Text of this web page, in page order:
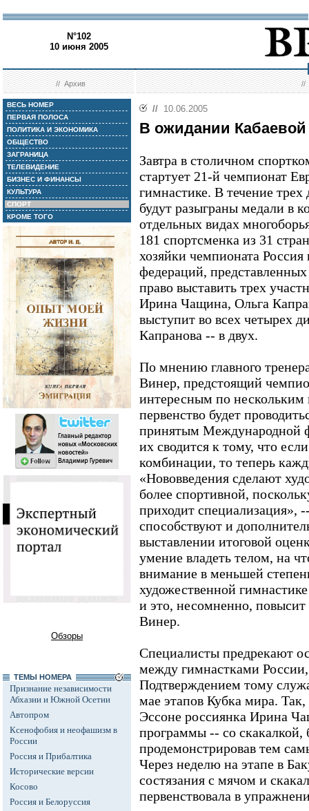
N°102
10 июня 2005
//Архив //
ВЕСЬ НОМЕР
ПЕРВАЯ ПОЛОСА
ПОЛИТИКА И ЭКОНОМИКА
ОБЩЕСТВО
ЗАГРАНИЦА
ТЕЛЕВИДЕНИЕ
БИЗНЕС И ФИНАНСЫ
КУЛЬТУРА
СПОРТ
КРОМЕ ТОГО
Обзоры
ТЕМЫ НОМЕРА
Признание независимости
Абхазии и Южной Осетии
Автопром
Ксенофобия и неофашизм в
России
Россия и Прибалтика
Исторические версии
Косово
Россия и Белоруссия
// 10.06.2005
В ожидании Кабаевой
Завтра в столичном
стартует 21-й чемпионат
гимнастике. В течение
будут разыграны медали в
отдельных видах
181 спортсменка из 31
хозяйки чемпионата Россия
федераций,
право выставить трех
Ирина Чащина, Ольга
выступит во всех четырех
Капранова -- в двух.
По мнению главного
Винер, предстоящий
интересным по
первенство будет
принятым Международной
их сводится к тому, что
комбинации, то теперь
«Нововведения сделают
более спортивной,
приходит специализация»,
способствуют и
выставлении итоговой
умение владеть телом, на
внимание в меньшей
художественной
и это, несомненно,
Винер.
Специалисты предрекают
между гимнастками
Подтверждением тому
мае этапов Кубка мира.
Эссоне россиянка Ирина
программы -- со скакалкой,
продемонстрировав тем
Через неделю на этапе в
состязания с мячом и
первенствовала в